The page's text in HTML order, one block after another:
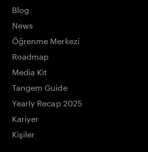
Blog
News
Öğrenme Merkezi
Roadmap
Media Kit
Tangem Guide
Yearly Recap 2025
Kariyer
Kişiler